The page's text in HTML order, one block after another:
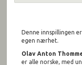
Denne innspillingen
egen nærhet.
Olav Anton
er alle norske, med